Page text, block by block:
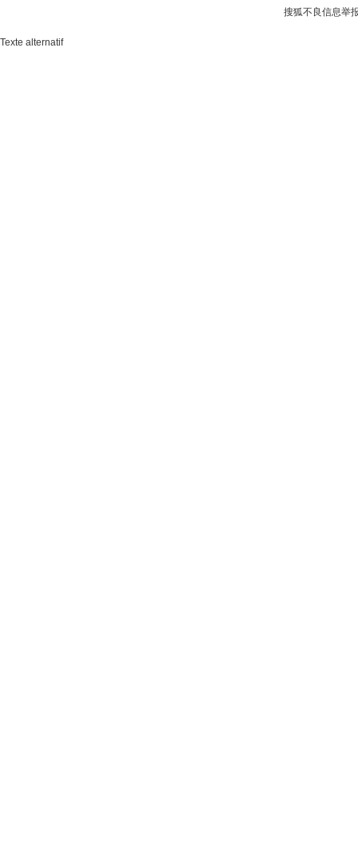
搜狐不良信息举
Texte alternatif